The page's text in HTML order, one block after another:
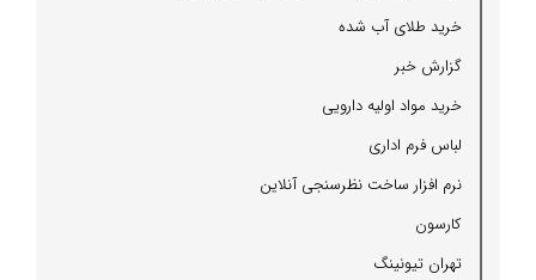
خرید طلای آب شده
گزارش خبر
خرید مواد اولیه دارویی
لباس فرم اداری
نرم افزار ساخت نظرسنجی آنلاین
كارسون
تهران تیونینگ